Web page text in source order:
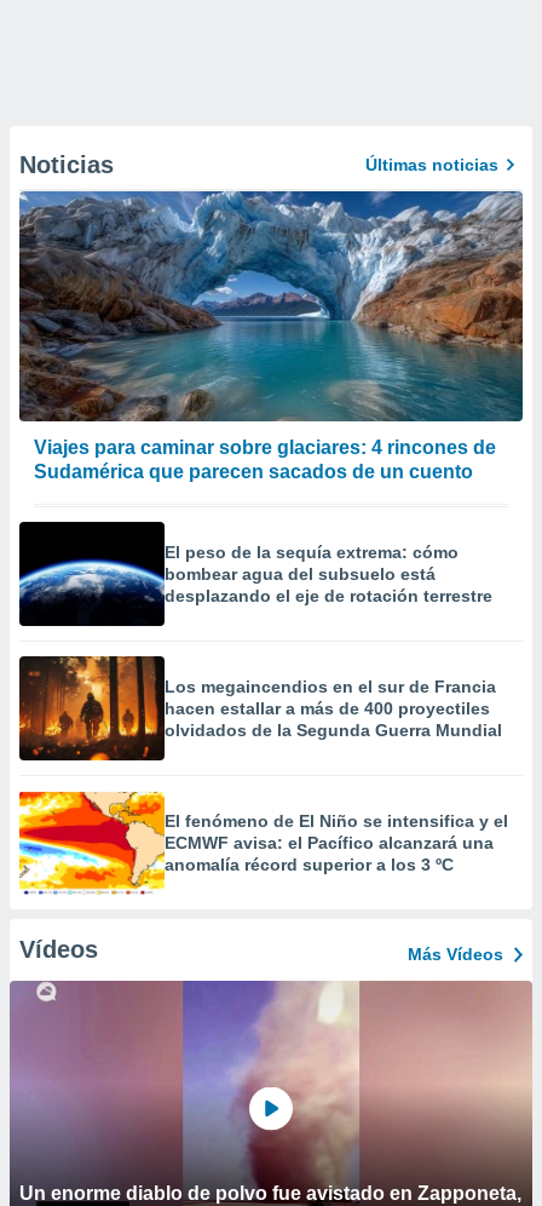
Noticias Últimas noticias
Viajes para caminar sobre glaciares: 4 rincones de
Sudamérica que parecen sacados de un cuento
El peso de la sequía extrema: cómo
bombear agua del subsuelo está
desplazando el eje de rotación terrestre
Los megaincendios en el sur de Francia
hacen estallar a más de 400 proyectiles
olvidados de la Segunda Guerra Mundial
El fenómeno de El Niño se intensifica y el
ECMWF avisa: el Pacífico alcanzará una
anomalía récord superior a los 3 ºC
Vídeos Más Vídeos
Un enorme diablo de polvo fue avistado en Zapponeta,